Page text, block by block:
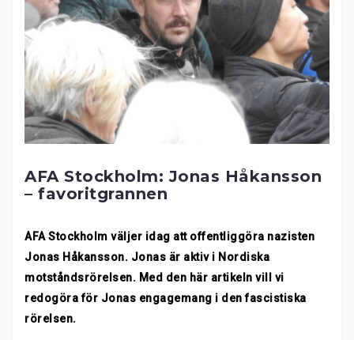
AFA Stockholm: Jonas Håkansson
– favoritgrannen
AFA Stockholm väljer idag att offentliggöra nazisten
Jonas Håkansson. Jonas är aktiv i Nordiska
motståndsrörelsen. Med den här artikeln vill vi
redogöra för Jonas engagemang i den fascistiska
rörelsen.